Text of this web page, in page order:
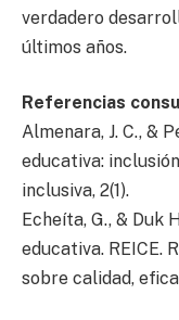
verdadero
últimos años.
Referencias
Almenara, J. C., &
educativa:
inclusiva, 2(1).
Echeíta, G., & Duk
educativa. REICE.
sobre calidad,